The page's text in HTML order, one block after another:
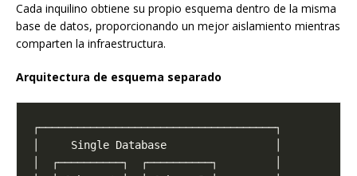
Cada inquilino obtiene su propio esquema dentro de la misma
base de datos, proporcionando un mejor aislamiento mientras
comparten la infraestructura.
Arquitectura de esquema separado